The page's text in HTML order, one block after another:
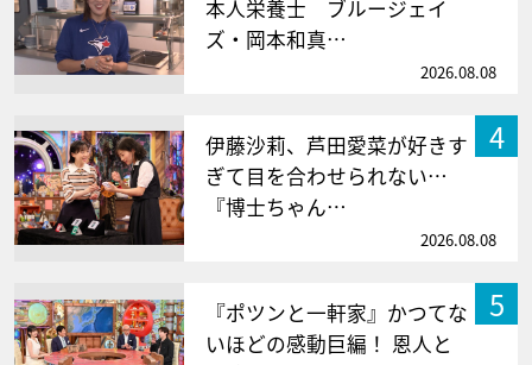
本人栄養士 ブルージェイ
ズ・岡本和真…
2026.08.08
4
伊藤沙莉、芦田愛菜が好きす
ぎて目を合わせられない…
『博士ちゃん…
2026.08.08
5
『ポツンと一軒家』かつてな
いほどの感動巨編！ 恩人と